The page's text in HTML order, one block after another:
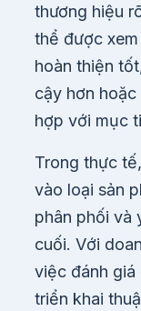
thương hiệu
thể được
hoàn thiện
cậy hơn
hợp với mục
Trong thực
vào loại sản
phân phối và
cuối. Với
việc đánh giá
triển khai